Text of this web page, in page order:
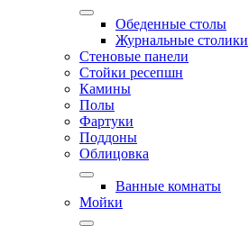
Обеденные столы
Журнальные столики
Стеновые панели
Стойки ресепшн
Камины
Полы
Фартуки
Поддоны
Облицовка
Ванные комнаты
Мойки